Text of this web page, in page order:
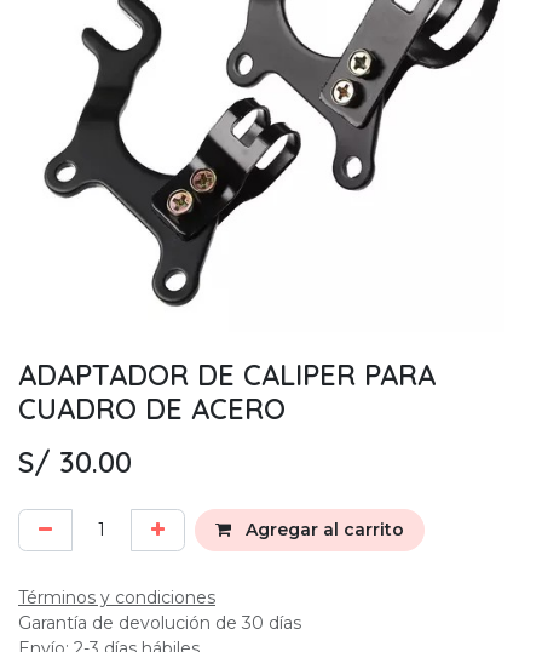
ADAPTADOR DE CALIPER PARA
CUADRO DE ACERO
S/ 30.00
Agregar al carrito
Términos y condiciones
Garantía de devolución de 30 días